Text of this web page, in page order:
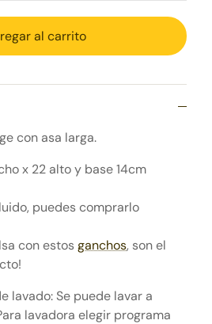
al carrito
con asa larga.
x 22 alto y base 14cm
puedes comprarlo
con estosganchos, son el
lavado: Se puede lavar a
lavadora elegir programa